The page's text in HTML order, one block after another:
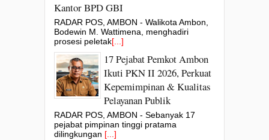
Kantor BPD GBI
RADAR POS, AMBON - Walikota Ambon,
Bodewin M. Wattimena, menghadiri
prosesi peletak[...]
17 Pejabat Pemkot Ambon
Ikuti PKN II 2026, Perkuat
Kepemimpinan & Kualitas
Pelayanan Publik
RADAR POS, AMBON - Sebanyak 17
pejabat pimpinan tinggi pratama
dilingkungan [...]